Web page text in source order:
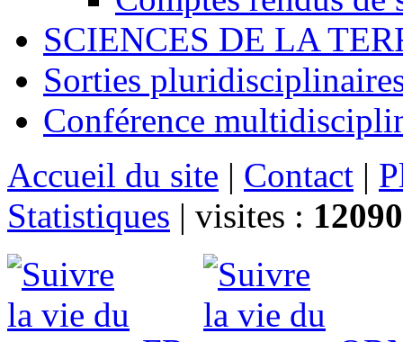
SCIENCES DE LA
Sorties
Conférence
Accueil du site | Contact |
Statistiques | visites :